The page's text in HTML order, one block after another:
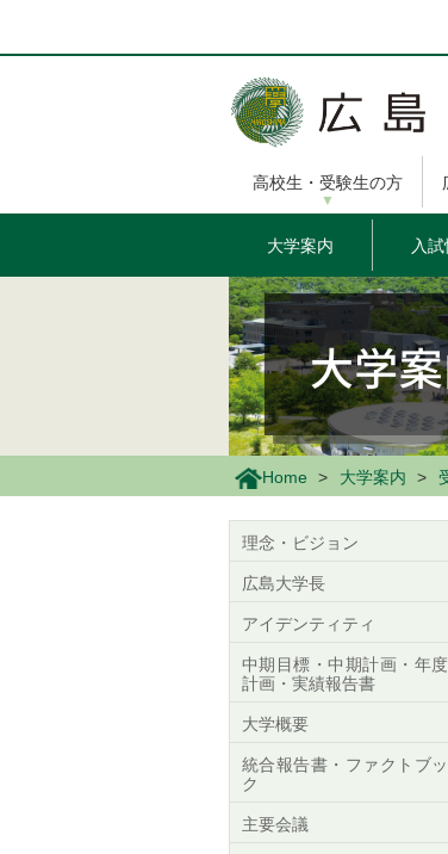
ン
に
高校生・受験生の方
大学案内 入
Home 大学案内
理念・ビジョン
広島大学長
アイデンティティ
中期目標・中期計画・年度
計画・実績報告書
大学概要
統合報告書・ファクトブッ
ク
主要会議